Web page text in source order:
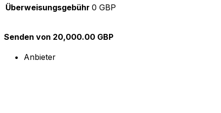
Überweisungsgebühr 0 GBP
Senden von 20,000.00 GBP
Anbieter